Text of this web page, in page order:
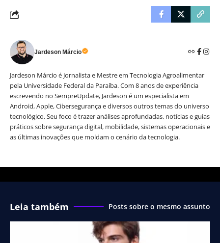
Jardeson Márcio
Jardeson Márcio é Jornalista e Mestre em Tecnologia Agroalimentar
pela Universidade Federal da Paraíba. Com 8 anos de experiência
escrevendo no SempreUpdate, Jardeson é um especialista em
Android, Apple, Cibersegurança e diversos outros temas do universo
tecnológico. Seu foco é trazer análises aprofundadas, notícias e guias
práticos sobre segurança digital, mobilidade, sistemas operacionais e
as últimas inovações que moldam o cenário da tecnologia.
Leia também Posts sobre o mesmo assunto